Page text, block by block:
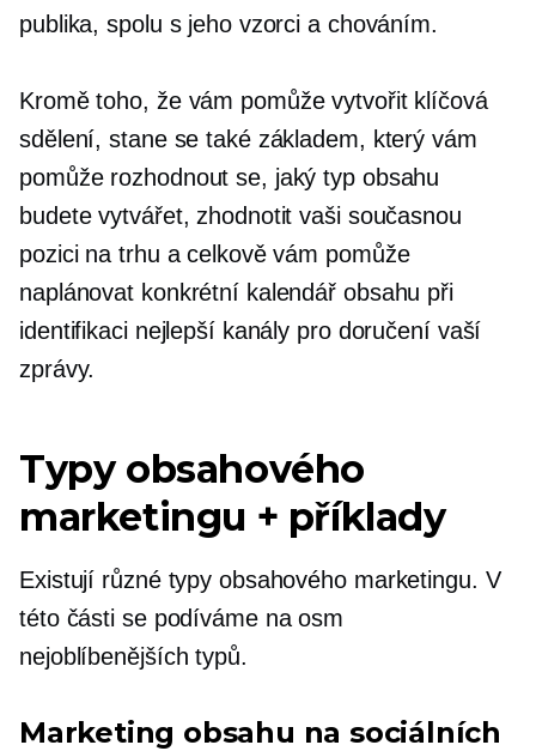
publika, spolu s jeho vzorci a chováním.
Kromě toho, že vám pomůže vytvořit klíčová
sdělení, stane se také základem, který vám
pomůže rozhodnout se, jaký typ obsahu
budete vytvářet, zhodnotit vaši současnou
pozici na trhu a celkově vám pomůže
naplánovat konkrétní kalendář obsahu při
identifikaci nejlepší kanály pro doručení vaší
zprávy.
Typy obsahového
marketingu + příklady
Existují různé typy obsahového marketingu. V
této části se podíváme na osm
nejoblíbenějších typů.
Marketing obsahu na sociálních